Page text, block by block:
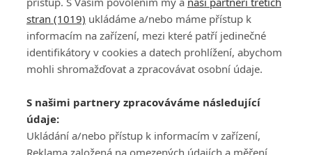
PŘIHLÁSIT
REGISTROVAT
DISKUZE
Šéfredaktorkou webu jePetr Slavík, e-mailserialy@fandimefilmu.cz
Máte-li zájem o inzerci na našem webu napište nám na e-mail
studio@koncal.com
stran (1019) ukládáme a/nebo máme přístup k
informacím na zařízení, mezi které patří jedinečné
identifikátory v cookies a datech prohlížení, abychom
mohli shromažďovat a zpracovávat osobní údaje.
S našimi partnery zpracováváme následující
údaje:
Ukládání a/nebo přístup k informacím v zařízení,
Reklama založená na omezených údajích a měření